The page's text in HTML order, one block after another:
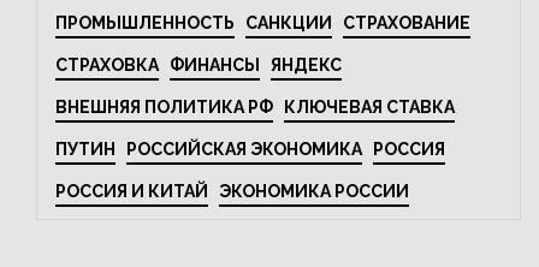
ПРОМЫШЛЕННОСТЬ САНКЦИИ СТРАХОВАНИЕ
СТРАХОВКА ФИНАНСЫ ЯНДЕКС
ВНЕШНЯЯ ПОЛИТИКА РФ КЛЮЧЕВАЯ СТАВКА
ПУТИН РОССИЙСКАЯ ЭКОНОМИКА РОССИЯ
РОССИЯ И КИТАЙ ЭКОНОМИКА РОССИИ